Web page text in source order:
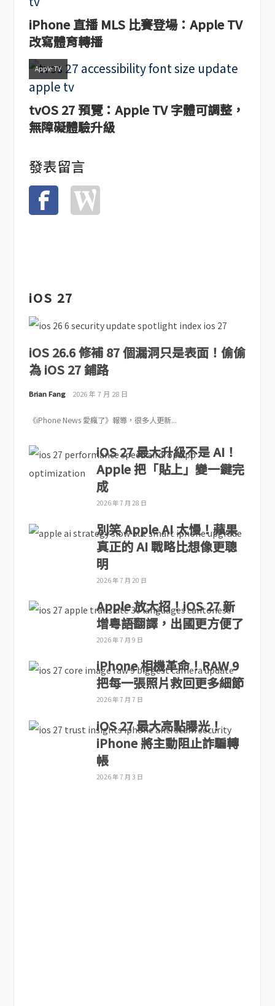
iPhone 直播 MLS 比賽登場：Apple TV
改寫體育轉播
Apple TV
tvOS 27 預覽：Apple TV 字體可調整，
無障礙體驗升級
發表留言
iOS 27
iOS 26.6 修補 87 個漏洞只是表面！偷偷
為 iOS 27 鋪路
Brian Fang 2026 年 7 月 28 日
《iPhone News 愛瘋了》報導，很多人更新...
iOS 27 最大升級不是 AI！
Apple 把「貼上」變一鍵完
成
2026 年 7 月 28 日
別笑 Apple AI 太慢！蘋果
真正的 AI 戰略比想像更聰
明
2026 年 7 月 20 日
Apple 放大招！iOS 27 新
增粵語翻譯，出國更方便了
2026 年 7 月 9 日
iPhone 相機革命！RAW 9
把每一張照片救回更多細節
2026 年 7 月 7 日
iOS 27 最大亮點曝光！
iPhone 將主動阻止詐騙轉
帳
2026 年 7 月 3 日